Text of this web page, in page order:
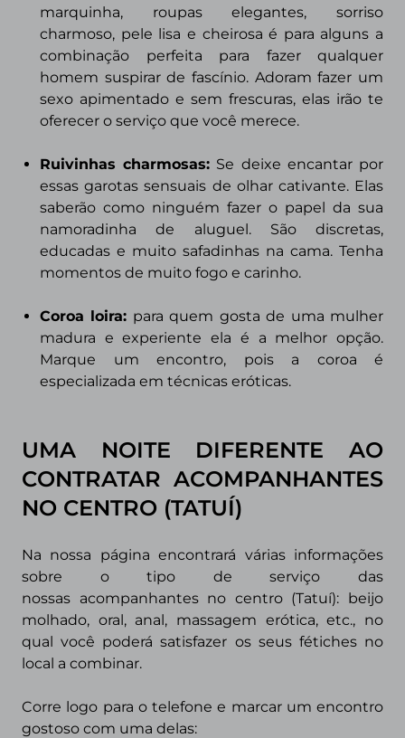
marquinha, roupas elegantes, sorriso
charmoso, pele lisa e cheirosa é para alguns a
combinação perfeita para fazer qualquer
homem suspirar de fascínio. Adoram fazer um
sexo apimentado e sem frescuras, elas irão te
oferecer o serviço que você merece.
Ruivinhas charmosas: Se deixe encantar por
essas garotas sensuais de olhar cativante. Elas
saberão como ninguém fazer o papel da sua
namoradinha de aluguel. São discretas,
educadas e muito safadinhas na cama. Tenha
momentos de muito fogo e carinho.
Coroa loira: para quem gosta de uma mulher
madura e experiente ela é a melhor opção.
Marque um encontro, pois a coroa é
especializada em técnicas eróticas.
UMA NOITE DIFERENTE AO
CONTRATAR ACOMPANHANTES
NO CENTRO (TATUÍ)
Na nossa página encontrará várias informações
sobre o tipo de serviço das
nossas acompanhantes no centro (Tatuí): beijo
molhado, oral, anal, massagem erótica, etc., no
qual você poderá satisfazer os seus fétiches no
local a combinar.
Corre logo para o telefone e marcar um encontro
gostoso com uma delas: